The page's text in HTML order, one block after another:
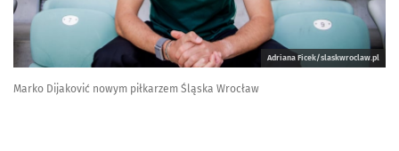
Adriana Ficek/slaskwroclaw.pl
Marko Dijaković nowym piłkarzem Śląska Wrocław